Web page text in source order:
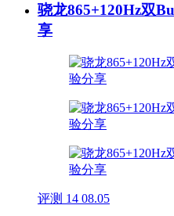
骁龙865+120Hz双
享
评测 14 08.05